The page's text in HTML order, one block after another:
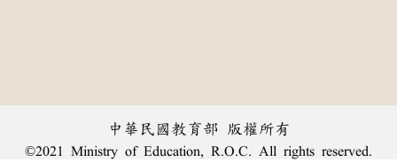
中華民國教育部 版權所有
©2021 Ministry of Education, R.O.C. All rights reserved.